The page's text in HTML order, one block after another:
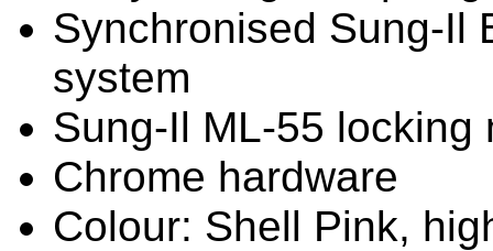
Synchronised Sung-Il
system
Sung-Il ML-55
Chrome hardware
Colour: Shell Pink,